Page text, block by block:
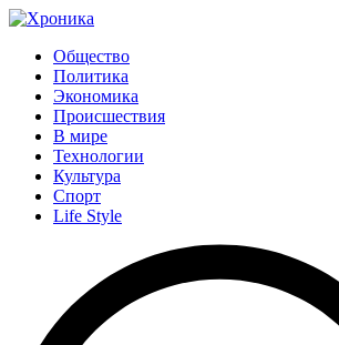
Общество
Политика
Экономика
Происшествия
В мире
Технологии
Культура
Спорт
Life Style